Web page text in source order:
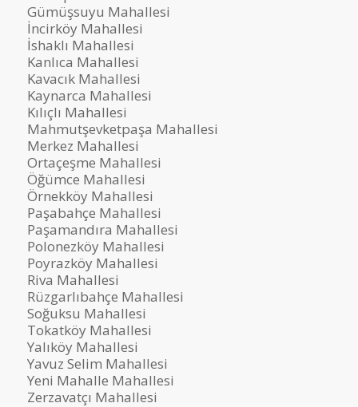
Gümüşsuyu Mahallesi
İncirköy Mahallesi
İshaklı Mahallesi
Kanlıca Mahallesi
Kavacık Mahallesi
Kaynarca Mahallesi
Kılıçlı Mahallesi
Mahmutşevketpaşa Mahallesi
Merkez Mahallesi
Ortaçeşme Mahallesi
Öğümce Mahallesi
Örnekköy Mahallesi
Paşabahçe Mahallesi
Paşamandıra Mahallesi
Polonezköy Mahallesi
Poyrazköy Mahallesi
Riva Mahallesi
Rüzgarlıbahçe Mahallesi
Soğuksu Mahallesi
Tokatköy Mahallesi
Yalıköy Mahallesi
Yavuz Selim Mahallesi
Yeni Mahalle Mahallesi
Zerzavatçı Mahallesi